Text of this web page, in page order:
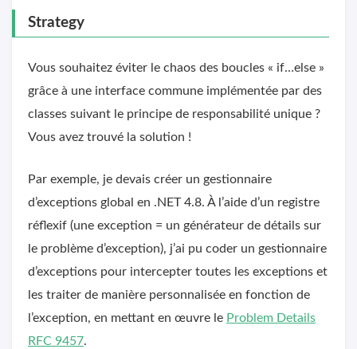
Strategy
Vous souhaitez éviter le chaos des boucles « if…else »
grâce à une interface commune implémentée par des
classes suivant le principe de responsabilité unique ?
Vous avez trouvé la solution !
Par exemple, je devais créer un gestionnaire
d’exceptions global en .NET 4.8. À l’aide d’un registre
réflexif (une exception = un générateur de détails sur
le problème d’exception), j’ai pu coder un gestionnaire
d’exceptions pour intercepter toutes les exceptions et
les traiter de manière personnalisée en fonction de
l’exception, en mettant en œuvre le Problem Details
RFC 9457.